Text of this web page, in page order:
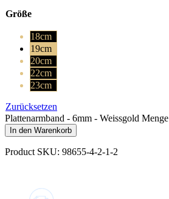
Größe
18cm
19cm
20cm
22cm
23cm
Zurücksetzen
Plattenarmband - 6mm - Weissgold Menge
In den Warenkorb
Product SKU: 98655-4-2-1-2